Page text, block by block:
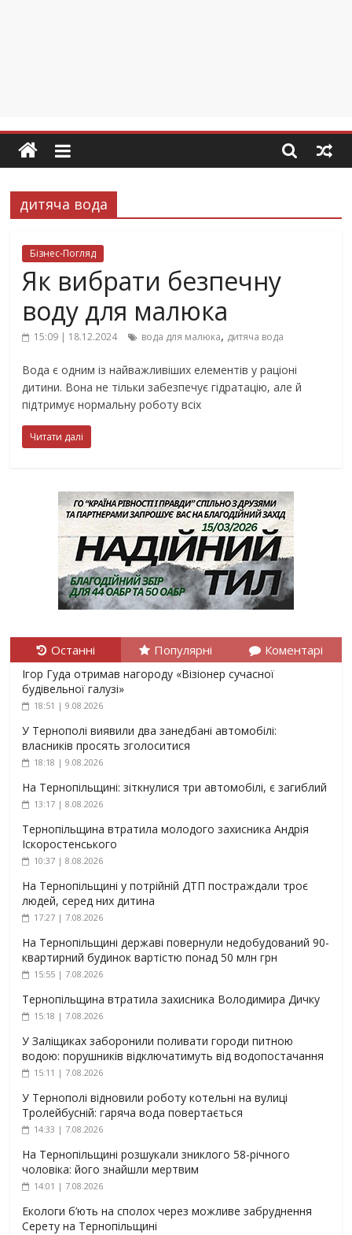
дитяча вода
Бізнес-Погляд
Як вибрати безпечну
воду для малюка
15:09 | 18.12.2024 вода для малюка, дитяча вода
Вода є одним із найважливіших елементів у раціоні
дитини. Вона не тільки забезпечує гідратацію, але й
підтримує нормальну роботу всіх
Читати далі
Останні Популярні Коментарі
Ігор Гуда отримав нагороду «Візіонер сучасної
будівельної галузі»
18:51 | 9.08.2026
У Тернополі виявили два занедбані автомобілі:
власників просять зголоситися
18:18 | 9.08.2026
На Тернопільщині: зіткнулися три автомобілі, є загиблий
13:17 | 8.08.2026
Тернопільщина втратила молодого захисника Андрія
Іскоростенського
10:37 | 8.08.2026
На Тернопільщині у потрійній ДТП постраждали троє
людей, серед них дитина
17:27 | 7.08.2026
На Тернопільщині державі повернули недобудований 90-
квартирний будинок вартістю понад 50 млн грн
15:55 | 7.08.2026
Тернопільщина втратила захисника Володимира Дичку
15:18 | 7.08.2026
У Заліщиках заборонили поливати городи питною
водою: порушників відключатимуть від водопостачання
15:11 | 7.08.2026
У Тернополі відновили роботу котельні на вулиці
Тролейбусній: гаряча вода повертається
14:33 | 7.08.2026
На Тернопільщині розшукали зниклого 58-річного
чоловіка: його знайшли мертвим
14:01 | 7.08.2026
Екологи б’ють на сполох через можливе забруднення
Серету на Тернопільщині